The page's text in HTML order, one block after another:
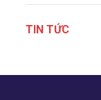
TIN TỨC